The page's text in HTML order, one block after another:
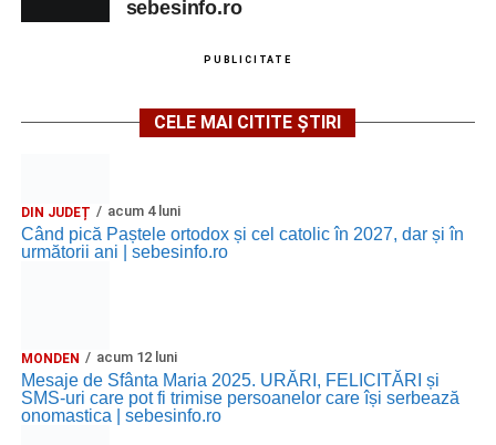
sebesinfo.ro
PUBLICITATE
CELE MAI CITITE ȘTIRI
DIN JUDEȚ acum 4 luni
Când pică Paștele ortodox și cel catolic în 2027, dar și în
următorii ani | sebesinfo.ro
MONDEN acum 12 luni
Mesaje de Sfânta Maria 2025. URĂRI, FELICITĂRI și
SMS-uri care pot fi trimise persoanelor care își serbează
onomastica | sebesinfo.ro